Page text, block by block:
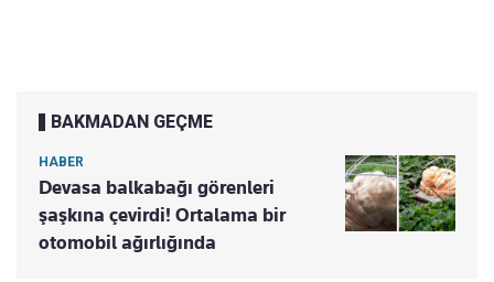
BAKMADAN GEÇME
HABER
Devasa balkabağı görenleri
şaşkına çevirdi! Ortalama bir
otomobil ağırlığında